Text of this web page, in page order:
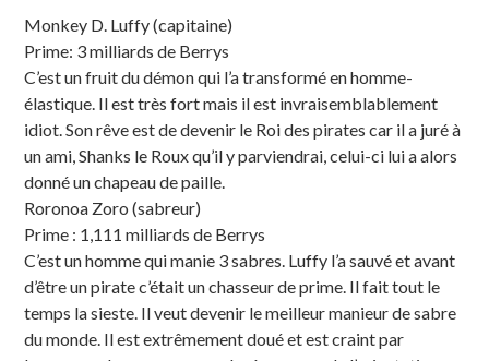
Monkey D. Luffy (capitaine)
Prime: 3 milliards de Berrys
C’est un fruit du démon qui l’a transformé en homme-
élastique. Il est très fort mais il est invraisemblablement
idiot. Son rêve est de devenir le Roi des pirates car il a juré à
un ami, Shanks le Roux qu’il y parviendrai, celui-ci lui a alors
donné un chapeau de paille.
Roronoa Zoro (sabreur)
Prime : 1,111 milliards de Berrys
C’est un homme qui manie 3 sabres. Luffy l’a sauvé et avant
d’être un pirate c’était un chasseur de prime. Il fait tout le
temps la sieste. Il veut devenir le meilleur manieur de sabre
du monde. Il est extrêmement doué et est craint par